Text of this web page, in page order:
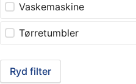
Vaskemaskine
Tørretumbler
Ryd filter